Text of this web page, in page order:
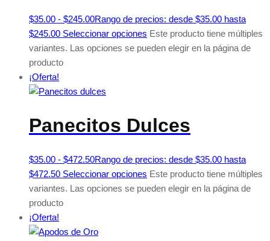
$35.00 - $245.00Rango de precios: desde $35.00 hasta
$245.00 Seleccionar opciones Este producto tiene múltiples
variantes. Las opciones se pueden elegir en la página de
producto
¡Oferta!
Panecitos Dulces
$35.00 - $472.50Rango de precios: desde $35.00 hasta
$472.50 Seleccionar opciones Este producto tiene múltiples
variantes. Las opciones se pueden elegir en la página de
producto
¡Oferta!